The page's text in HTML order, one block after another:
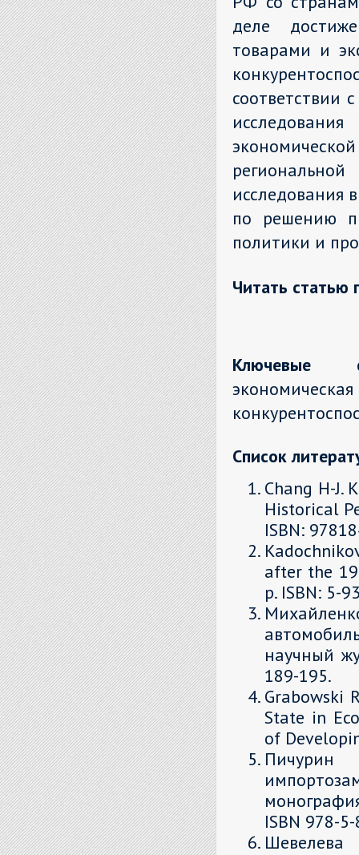
деле
товарами и
соответствии
исследования
по решению
политики и
Читать статью
Ключевые
Список
Chang H-J.
Historical
ISBN:
after the
p. ISBN: 5-
научный
189-195.
Grabowski
State in
of
ISBN 978-
Шевелева